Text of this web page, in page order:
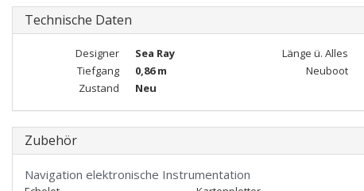
Technische Daten
Designer Sea Ray Länge ü. Alles
Tiefgang
0,86 m Neuboot
Zustand
Neu
Zubehör
Navigation elektronische Instrumentation